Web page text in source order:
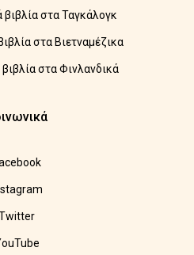
βιβλία στα Ταγκάλογκ
στα Βιετναμέζικα
στα Φινλανδικά